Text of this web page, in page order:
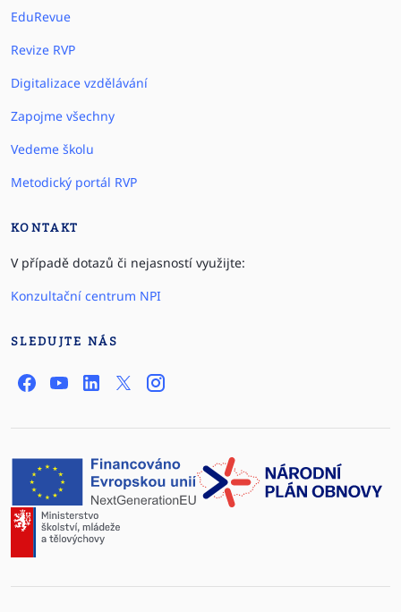
EduRevue
Revize RVP
Digitalizace vzdělávání
Zapojme všechny
Vedeme školu
Metodický portál RVP
KONTAKT
V případě dotazů či nejasností využijte:
Konzultační centrum NPI
SLEDUJTE NÁS